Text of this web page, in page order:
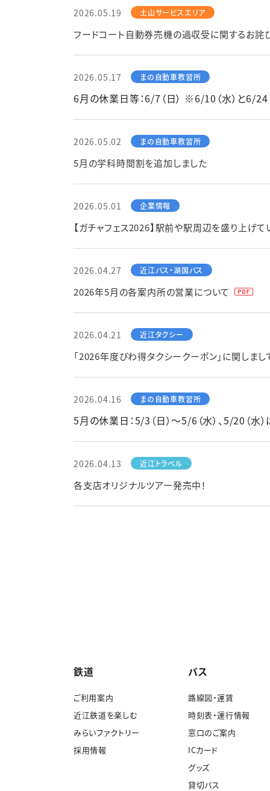
2026.05.19
フードコート自動券売機の過収受に関するお詫
2026.05.17
6月の休業日等：6/7（日） ※6/10（水）と6/
2026.05.02
5月の学科時間割を追加しました
2026.05.01
【ガチャフェス2026】駅前や駅周辺を盛り上げ
2026.04.27
2026年5月の各案内所の営業について
2026.04.21
「2026年度びわ得タクシークーポン」に関しまし
2026.04.16
5月の休業日：5/3（日）～5/6（水）、5/20（水
2026.04.13
各支店オリジナルツアー発売中！
鉄道
ご利用案内
近江鉄道を楽しむ
みらいファクトリー
採用情報
バス
路線図・運賃
時刻表・運行情報
窓口のご案内
ICカード
グッズ
貸切バス